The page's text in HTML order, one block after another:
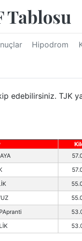
Tablosu
Hipodrom
edebilirsiniz. TJK